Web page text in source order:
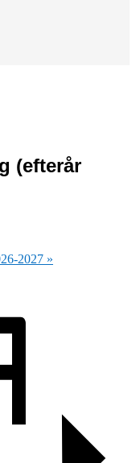
(efterår
2027 »